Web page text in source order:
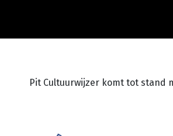
Pit Cultuurwijzer komt tot stand